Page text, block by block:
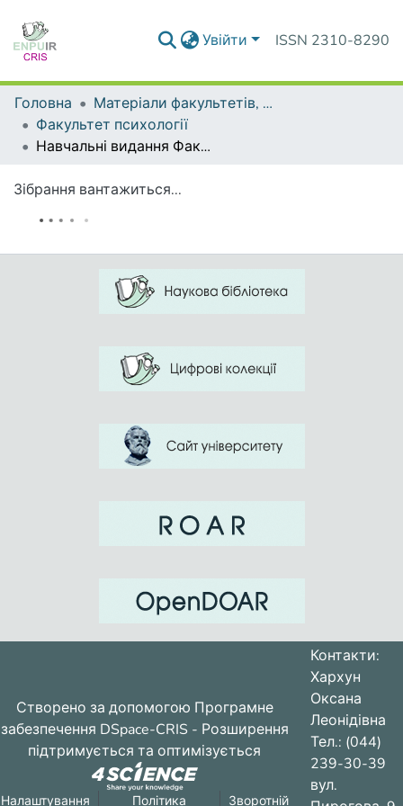
Увійти ISSN 2310-8290
Головна
Матеріали факультетів, інститутів, підрозділів
Факультет психології
Навчальні видання Факультету психології
Зібрання вантажиться...
Створено за допомогою Програмне
забезпечення DSpace-CRIS - Розширення
підтримується та оптимізується
Налаштування Політика Зворотній
Контакти:
Хархун
Оксана
Леонідівна
Тел.: (044)
239-30-39
вул.